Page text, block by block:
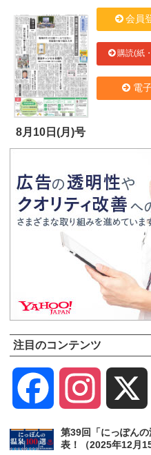
8月10日(月)号
会員
購読(紙
電
注目のコンテンツ
Facebook Instagram
第39回「にっぽん
表！（2025年12月